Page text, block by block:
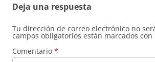
Deja una respuesta
Tu dirección de correo electrónico no
campos obligatorios están marcados con
Comentario *